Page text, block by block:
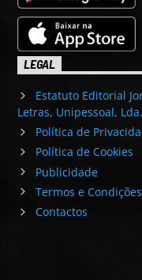
LEGAL
Estatuto Editorial
Letras, Unipessoal, Lda.
Política de
Política de Cookies
Publicidade
Termos e Condições
Contactos